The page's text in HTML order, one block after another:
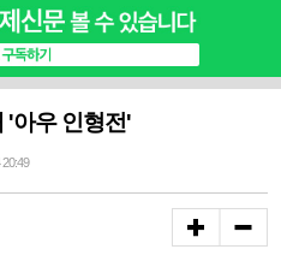
'아우 인형전'